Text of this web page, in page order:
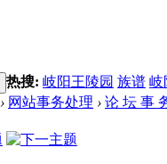
热搜: 岐阳王陵园 族谱 岐
› 网站事务处理 › 论 坛 事